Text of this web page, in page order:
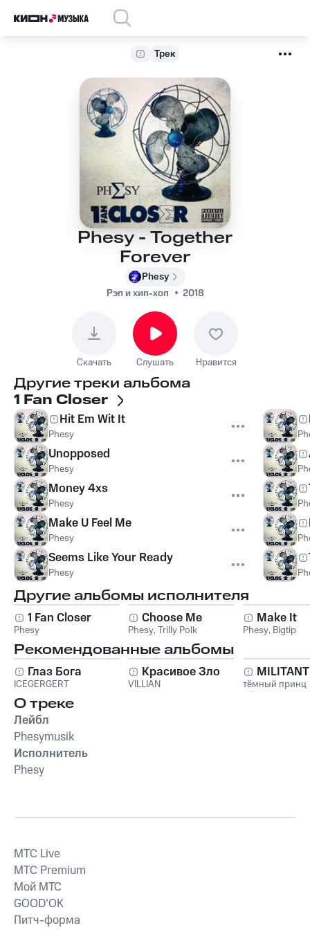
Трек
Phesy - Together
Forever
Phesy
Рэп и хип-хоп
2018
Скачать Слушать Нравится
Другие треки альбома
1 Fan Closer
Hit Em Wit It
Phesy
Unopposed
Phesy
Money 4xs
Phesy
Make U Feel Me
Phesy
Seems Like Your Ready
Phesy
Другие альбомы исполнителя
1 Fan Closer
Phesy
Choose Me
Phesy,Trilly Polk
Make It
Phesy, Bigtip
Рекомендованные альбомы
Глаз Бога
ICEGERGERT
Красивое Зло
VILLIAN тёмный принц
О треке
Лейбл
Phesymusik
Исполнитель
Phesy
MTС Live
MTС Premium
Мой МТС
GOOD’OK
Питч-форма